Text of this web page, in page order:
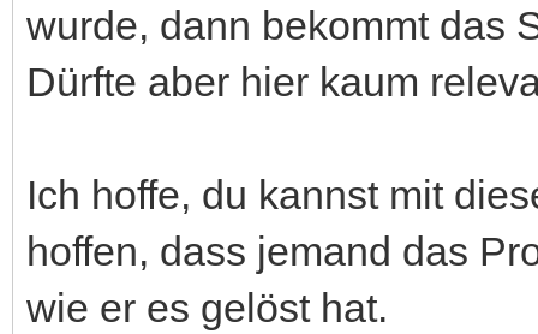
wurde, dann bekommt das
Dürfte aber hier kaum
Ich hoffe, du kannst mit
hoffen, dass jemand das
wie er es gelöst hat.